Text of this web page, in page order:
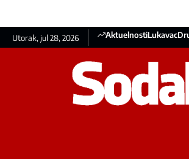
Utorak, jul 28, 2026 AktuelnostiLukavac